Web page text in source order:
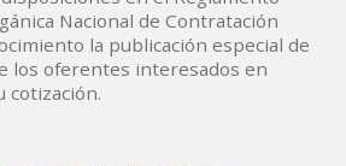
Nacional de Contratación
la publicación especial de
los oferentes interesados en
cotización.